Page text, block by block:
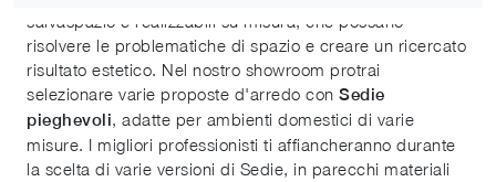
salvaspazio e realizzabili su misura, che possano
risolvere le problematiche di spazio e creare un ricercato
risultato estetico. Nel nostro showroom protrai
selezionare varie proposte d'arredo con Sedie
pieghevoli, adatte per ambienti domestici di varie
misure. I migliori professionisti ti affiancheranno durante
la scelta di varie versioni di Sedie, in parecchi materiali